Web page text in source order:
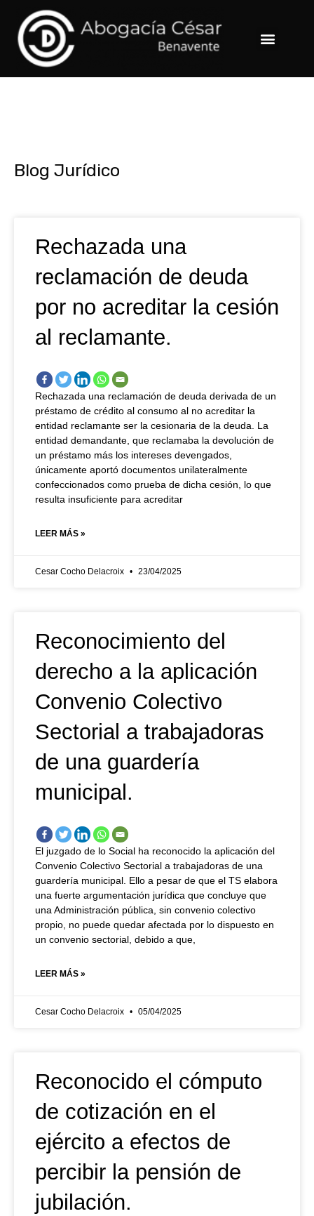
contenido
Menu
Blog Jurídico
Rechazada una
reclamación de deuda
por no acreditar la cesión
al reclamante.
Rechazada una reclamación de deuda derivada de un
préstamo de crédito al consumo al no acreditar la
entidad reclamante ser la cesionaria de la deuda. La
entidad demandante, que reclamaba la devolución de
un préstamo más los intereses devengados,
únicamente aportó documentos unilateralmente
confeccionados como prueba de dicha cesión, lo que
resulta insuficiente para acreditar
LEER MÁS »
Cesar Cocho Delacroix 23/04/2025
Reconocimiento del
derecho a la aplicación
Convenio Colectivo
Sectorial a trabajadoras
de una guardería
municipal.
El juzgado de lo Social ha reconocido la aplicación del
Convenio Colectivo Sectorial a trabajadoras de una
guardería municipal. Ello a pesar de que el TS elabora
una fuerte argumentación jurídica que concluye que
una Administración pública, sin convenio colectivo
propio, no puede quedar afectada por lo dispuesto en
un convenio sectorial, debido a que,
LEER MÁS »
Cesar Cocho Delacroix 05/04/2025
Reconocido el cómputo
de cotización en el
ejército a efectos de
percibir la pensión de
jubilación.